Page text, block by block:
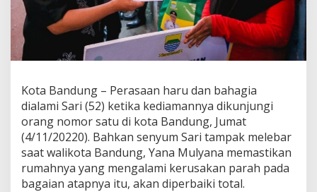
d
u
n
u
k
R
e
n
o
v
a
Kota Bandung – Perasaan haru dan bahagia
dialami Sari (52) ketika kediamannya dikunjungi
orang nomor satu di kota Bandung, Jumat
(4/11/20220). Bahkan senyum Sari tampak melebar
saat walikota Bandung, Yana Mulyana memastikan
rumahnya yang mengalami kerusakan parah pada
bagaian atapnya itu, akan diperbaiki total.